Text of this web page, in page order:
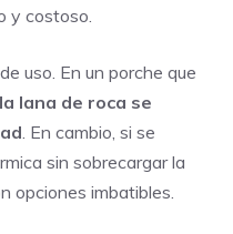
y costoso.
uso. En un porche que
la lana de roca se
. En cambio, si se
sin sobrecargar la
opciones imbatibles.